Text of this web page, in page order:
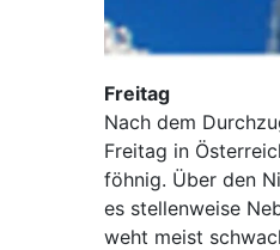
Freitag
Nach dem
Freitag in
föhnig. Über den
es stellenweise
weht meist